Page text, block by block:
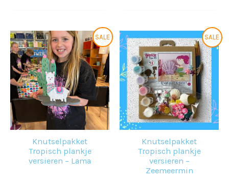
SALE
Knutselpakket
Tropisch plankje
versieren – Lama
Oorspronkelijke
prijs
was:
€13,50.
Huidige
prijs
is:
€12,00.
SALE
Knutselpakket
Tropisch plankje
versieren –
Zeemeermin
Oorspronkelijke
prijs
was:
€13,50.
Huidige
prijs
is:
€12,00.